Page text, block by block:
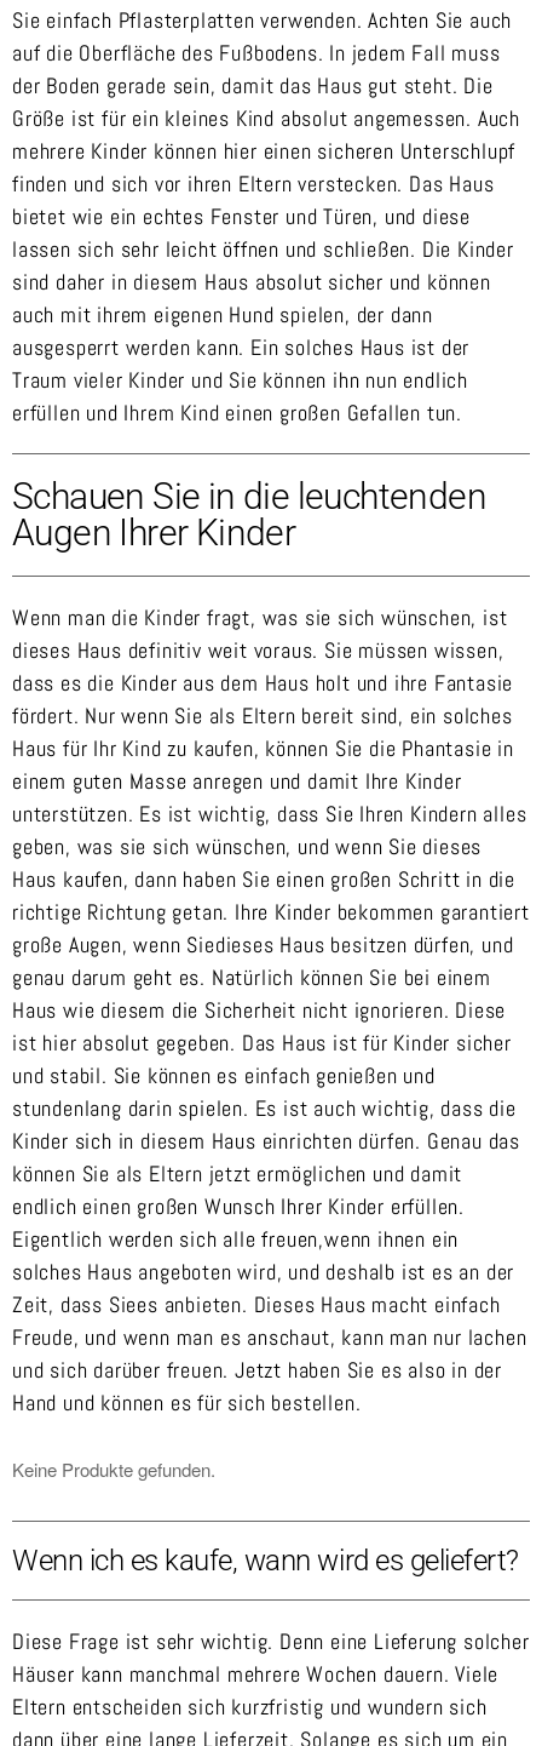
Sie einfach Pflasterplatten verwenden. Achten Sie auch
auf die Oberfläche des Fußbodens. In jedem Fall muss
der Boden gerade sein, damit das Haus gut steht. Die
Größe ist für ein kleines Kind absolut angemessen. Auch
mehrere Kinder können hier einen sicheren Unterschlupf
finden und sich vor ihren Eltern verstecken. Das Haus
bietet wie ein echtes Fenster und Türen, und diese
lassen sich sehr leicht öffnen und schließen. Die Kinder
sind daher in diesem Haus absolut sicher und können
auch mit ihrem eigenen Hund spielen, der dann
ausgesperrt werden kann. Ein solches Haus ist der
Traum vieler Kinder und Sie können ihn nun endlich
erfüllen und Ihrem Kind einen großen Gefallen tun.
Schauen Sie in die leuchtenden
Augen Ihrer Kinder
Wenn man die Kinder fragt, was sie sich wünschen, ist
dieses Haus definitiv weit voraus. Sie müssen wissen,
dass es die Kinder aus dem Haus holt und ihre Fantasie
fördert. Nur wenn Sie als Eltern bereit sind, ein solches
Haus für Ihr Kind zu kaufen, können Sie die Phantasie in
einem guten Masse anregen und damit Ihre Kinder
unterstützen. Es ist wichtig, dass Sie Ihren Kindern alles
geben, was sie sich wünschen, und wenn Sie dieses
Haus kaufen, dann haben Sie einen großen Schritt in die
richtige Richtung getan. Ihre Kinder bekommen garantiert
große Augen, wenn Siedieses Haus besitzen dürfen, und
genau darum geht es. Natürlich können Sie bei einem
Haus wie diesem die Sicherheit nicht ignorieren. Diese
ist hier absolut gegeben. Das Haus ist für Kinder sicher
und stabil. Sie können es einfach genießen und
stundenlang darin spielen. Es ist auch wichtig, dass die
Kinder sich in diesem Haus einrichten dürfen. Genau das
können Sie als Eltern jetzt ermöglichen und damit
endlich einen großen Wunsch Ihrer Kinder erfüllen.
Eigentlich werden sich alle freuen,wenn ihnen ein
solches Haus angeboten wird, und deshalb ist es an der
Zeit, dass Siees anbieten. Dieses Haus macht einfach
Freude, und wenn man es anschaut, kann man nur lachen
und sich darüber freuen. Jetzt haben Sie es also in der
Hand und können es für sich bestellen.
Keine Produkte gefunden.
Wenn ich es kaufe, wann wird es geliefert?
Diese Frage ist sehr wichtig. Denn eine Lieferung solcher
Häuser kann manchmal mehrere Wochen dauern. Viele
Eltern entscheiden sich kurzfristig und wundern sich
dann über eine lange Lieferzeit. Solange es sich um ein